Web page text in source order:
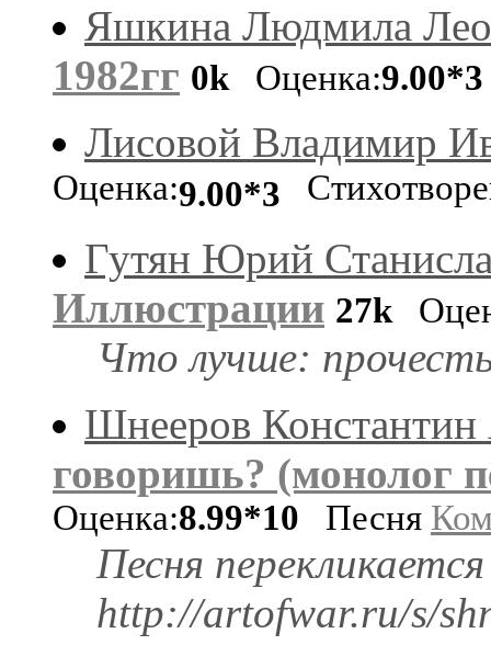
Яшкина Людмила
1982гг 0k Оценка:9.00*3
Лисовой Владимир
Оценка:9.00*3
Гутян Юрий
Иллюстрации 27k
Что лучше:
Шнееров Константин
говоришь? (монолог
Оценка:8.99*10 Песня
Песня
http://artofwar.ru/s/